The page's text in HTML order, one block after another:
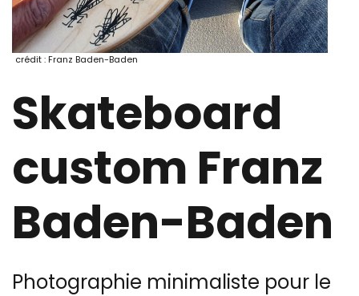
crédit : Franz Baden-Baden
Skateboard
custom Franz
Baden-Baden
Photographie minimaliste pour le